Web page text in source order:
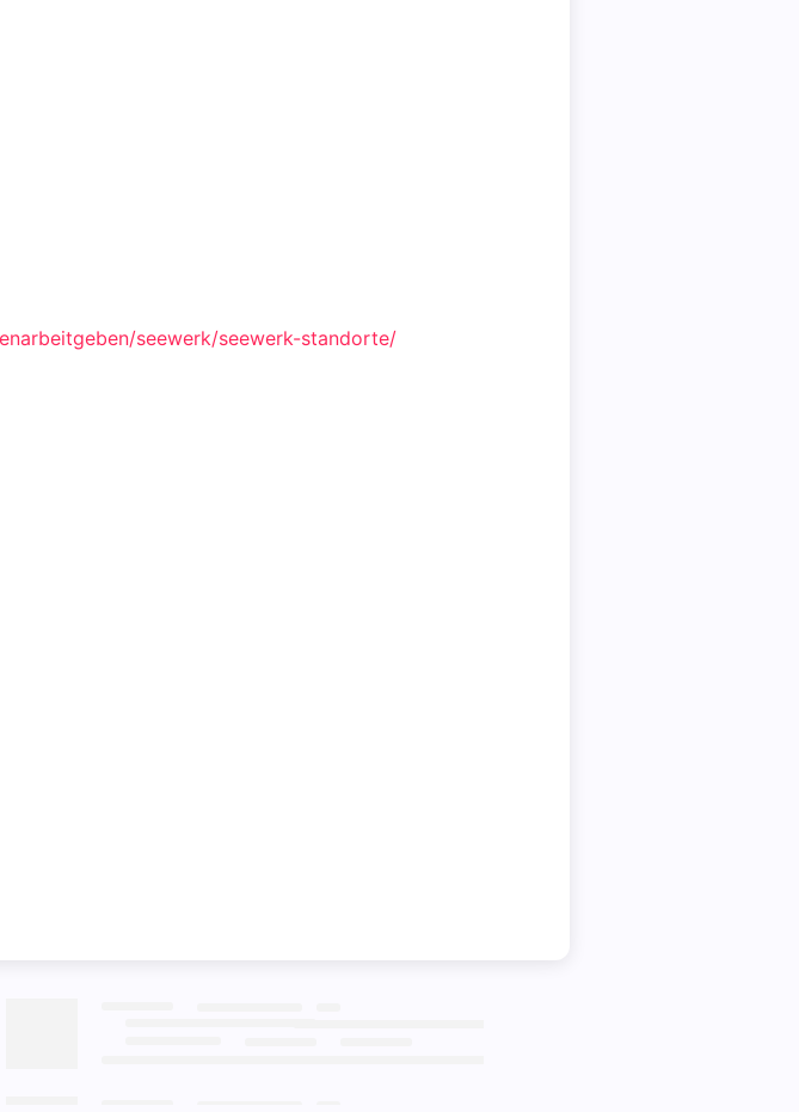
seewerk/seewerk-standorte/